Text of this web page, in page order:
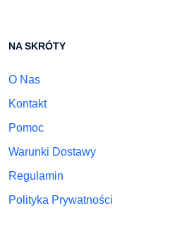
NA SKRÓTY
O Nas
Kontakt
Pomoc
Warunki Dostawy
Regulamin
Polityka Prywatności